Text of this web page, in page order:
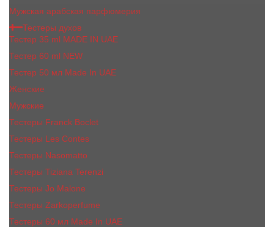
Мужская арабская парфюмерия
Тестеры духов
Тестер 35 ml MADE IN UAE
Тестер 60 ml NEW
Тестер 50 мл Made In UAE
Женские
Мужские
Тестеры Franck Boclet
Тестеры Les Contes
Тестеры Nasomatto
Тестеры Tiziana Terenzi
Тестеры Jо Malоnе
Тестеры Zarkoperfume
Тестеры 60 мл Made In UAE